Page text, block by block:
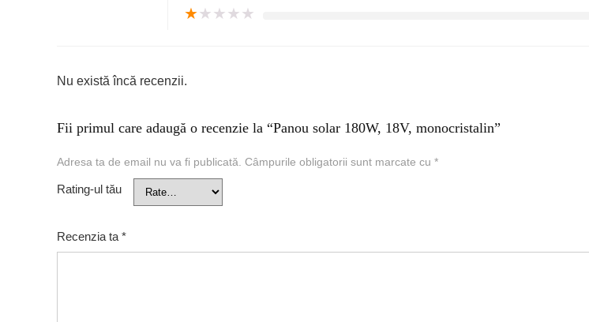
★★★★★
Nu există încă recenzii.
Fii primul care adaugă o recenzie la “Panou solar 180W, 18V, monocristalin”
Adresa ta de email nu va fi publicată. Câmpurile obligatorii sunt marcate cu *
Rating-ul tău
Recenzia ta *